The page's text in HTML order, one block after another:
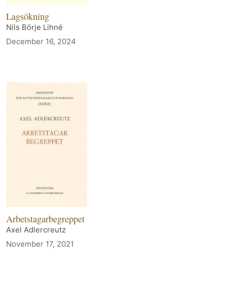
Lagsökning
Nils Börje Lihné
December 16, 2024
Arbetstagarbegreppet
Axel Adlercreutz
November 17, 2021